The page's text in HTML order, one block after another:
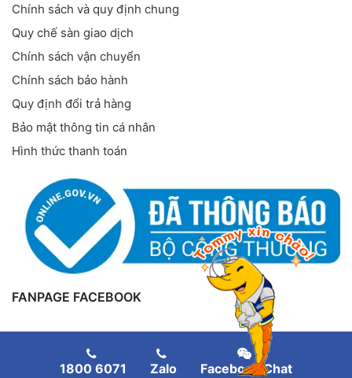
Chính sách và quy định chung
Quy chế sàn giao dịch
Chính sách vận chuyển
Chính sách bảo hành
Quy định đổi trả hàng
Bảo mật thông tin cá nhân
Hình thức thanh toán
FANPAGE FACEBOOK
1800 6071 Zalo Facebook Chat